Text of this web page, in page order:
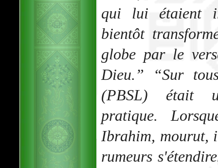
qui lui étaient
bientôt
globe par le
Dieu.” “Sur
(PBSL) était
pratique.
Ibrahim, mourut,
rumeurs